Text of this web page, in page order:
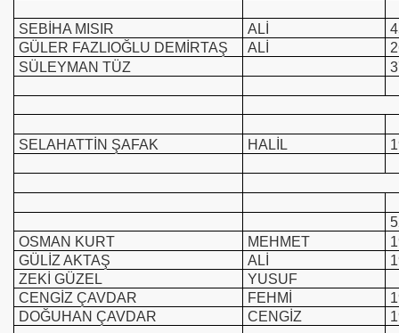
SEBİHA MISIR ALİ
GÜLER FAZLIOĞLU DEMİRTAŞ
ALİ
SÜLEYMAN TÜZ
SELAHATTİN ŞAFAK HALİL
OSMAN KURT
MEHMET
GÜLİZ AKTAŞ
ALİ
ZEKİ GÜZEL
YUSUF
CENGİZ ÇAVDAR
FEHMİ
DOĞUHAN ÇAVDAR
CENGİZ